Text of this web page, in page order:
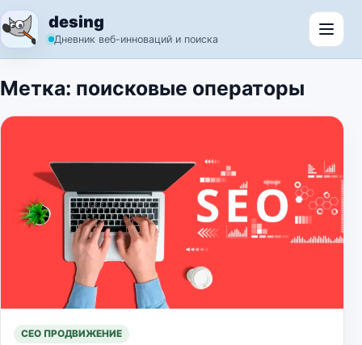
Перейти к содержимому
desing
Дневник веб-инноваций и поиска
Метка: поисковые операторы
СЕО ПРОДВИЖЕНИЕ